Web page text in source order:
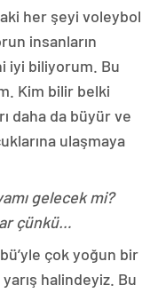
her şeyi voleybol
insanların
iyi biliyorum. Bu
Kim bilir belki
daha da büyür ve
ulaşmaya
gelecek mi?
çünkü…
çok yoğun bir
halindeyiz. Bu